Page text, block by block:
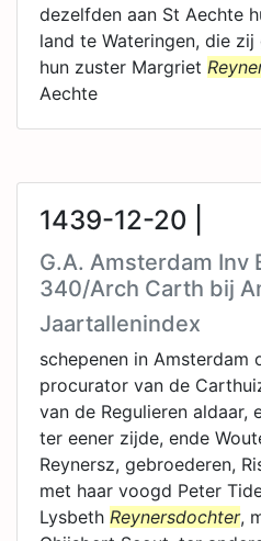
dezelfden aan St Aechte
land te Wateringen, die
hun zuster Margriet
Aechte
1439-12-20 |
G.A. Amsterdam Inv
340/Arch Carth bij
Jaartallenindex
schepenen in Amsterdam
procurator van de
van de Regulieren aldaar,
ter eener zijde, ende
Reynersz, gebroederen,
met haar voogd Peter
Lysbeth Reynersdochter,